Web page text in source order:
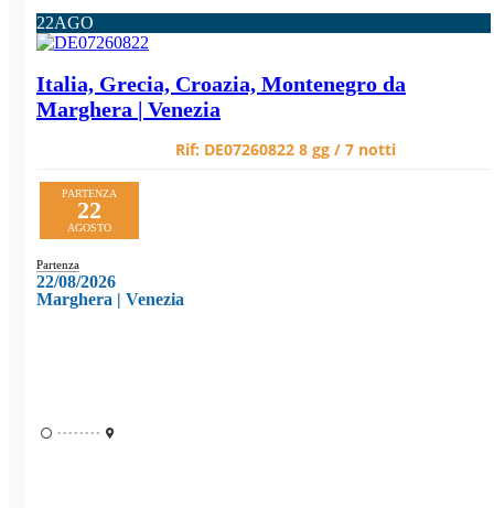
22AGO
Italia, Grecia, Croazia, Montenegro da
Marghera | Venezia
Rif: DE07260822 8 gg / 7 notti
PARTENZA
22
AGOSTO
Partenza
22/08/2026
Marghera | Venezia
••••••••